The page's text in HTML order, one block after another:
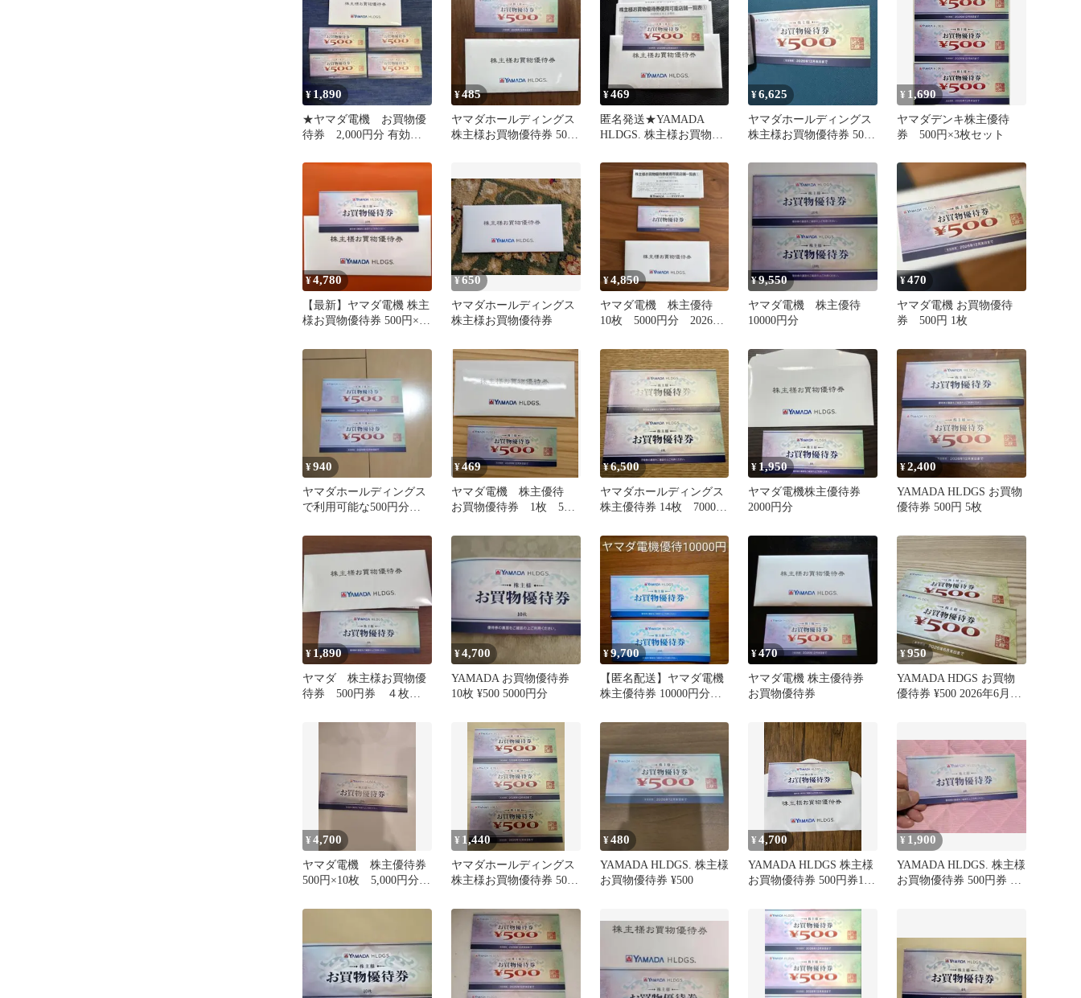
¥1,890
★ヤマダ電機 お買物優
待券 2,000円分 有効期
¥485
ヤマダホールディングス
株主様お買物優待券 500
¥469
匿名発送★YAMADA
HLDGS. 株主様お買物優
¥6,625
ヤマダホールディングス
株主様お買物優待券 5000
¥ 1,690
ヤマダデンキ株主優待
券 500円×3枚セット
¥4,780
【最新】ヤマダ電機 株主
様お買物優待券 500円×10
¥650
ヤマダホールディングス
株主様お買物優待券
¥4,850
ヤマダ電機 株主優待
10枚 5000円分 2026年
¥9,550
ヤマダ電機 株主優待
10000円分
¥470
ヤマダ電機 お買物優待
券 500円 1枚
¥940
ヤマダホールディングス
で利用可能な500円分の
¥469
ヤマダ電機 株主優待
お買物優待券 1枚 500
¥6,500
ヤマダホールディングス
株主優待券 14枚 7000円
¥ 1,950
ヤマダ電機株主優待券
2000円分
¥2,400
YAMADA HLDGS お買物
優待券 500円 5枚
¥ 1,890
ヤマダ 株主様お買物優
待券 500円券 ４枚セ
¥4,700
YAMADA お買物優待券
10枚 ¥500 5000円分
¥9,700
【匿名配送】ヤマダ電機
株主優待券 10000円分
¥470
ヤマダ電機 株主優待券
お買物優待券
¥950
YAMADA HDGS お買物
優待券 ¥500 2026年6月末
¥4,700
ヤマダ電機 株主優待券
500円×10枚 5,000円分
¥ 1,440
ヤマダホールディングス
株主様お買物優待券 500
¥480
YAMADA HLDGS. 株主様
お買物優待券 ¥500
¥4,700
YAMADA HLDGS 株主様
お買物優待券 500円券10
¥ 1,900
YAMADA HLDGS. 株主様
お買物優待券 500円券 4